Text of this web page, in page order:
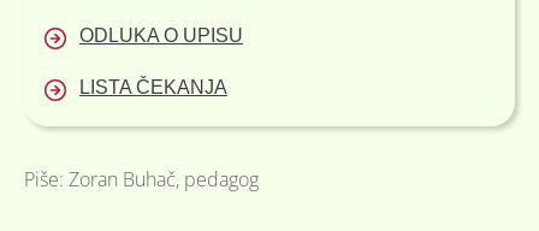
ODLUKA O UPISU
LISTA ČEKANJA
Piše: Zoran Buhač, pedagog